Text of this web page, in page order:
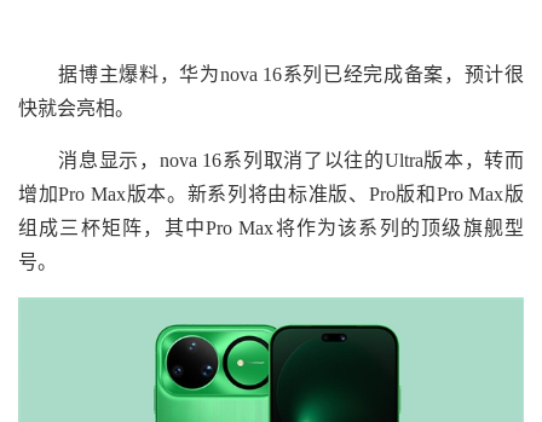
据博主爆料，华为nova 16系列已经完成备案，预计很
快就会亮相。
消息显示，nova 16系列取消了以往的Ultra版本，转而
增加Pro Max版本。新系列将由标准版、Pro版和Pro Max版
组成三杯矩阵，其中Pro Max将作为该系列的顶级旗舰型
号。